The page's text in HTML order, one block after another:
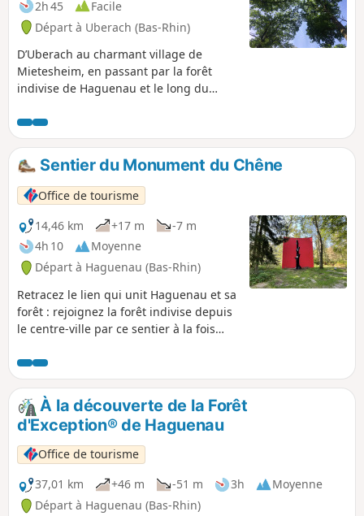
2h 45
Facile
Départ à Uberach (Bas-Rhin)
D’Uberach au charmant village de
Mietesheim, en passant par la forêt
indivise de Haguenau et le long du
mènera à travers de majestueux chênes
et hêtres et mettra en lumière le passé
comme le présent militaire de la forêt.
Sentier du Monument du Chêne
Office de tourisme
14,46 km
+17 m
-7 m
4h 10
Moyenne
Départ à Haguenau (Bas-Rhin)
Retracez le lien qui unit Haguenau et sa
forêt : rejoignez la forêt indivise depuis
le centre-ville par ce sentier à la fois
découverte du fameux Monument du
Chêne et de quelques arbres
remarquables.
À la découverte de la Forêt
d'Exception® de Haguenau
Office de tourisme
37,01 km
+46 m -51 m 3h
Moyenne
Départ à Haguenau (Bas-Rhin)